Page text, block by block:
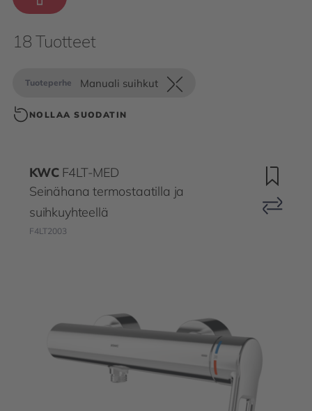
18 Tuotteet
Tuoteperhe Manuali suihkut
NOLLAA SUODATIN
KWC F4LT-MED
Seinähana termostaatilla ja
suihkuyhteellä
F4LT2003